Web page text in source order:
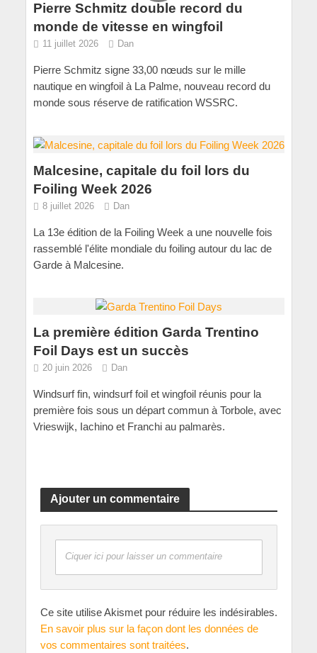
Pierre Schmitz double record du
monde de vitesse en wingfoil
11 juillet 2026 Dan
Pierre Schmitz signe 33,00 nœuds sur le mille
nautique en wingfoil à La Palme, nouveau record du
monde sous réserve de ratification WSSRC.
Malcesine, capitale du foil lors du
Foiling Week 2026
8 juillet 2026 Dan
La 13e édition de la Foiling Week a une nouvelle fois
rassemblé l'élite mondiale du foiling autour du lac de
Garde à Malcesine.
La première édition Garda Trentino
Foil Days est un succès
20 juin 2026 Dan
Windsurf fin, windsurf foil et wingfoil réunis pour la
première fois sous un départ commun à Torbole, avec
Vrieswijk, Iachino et Franchi au palmarès.
Ajouter un commentaire
Ciquer ici pour laisser un commentaire
Ce site utilise Akismet pour réduire les indésirables.
En savoir plus sur la façon dont les données de
vos commentaires sont traitées.